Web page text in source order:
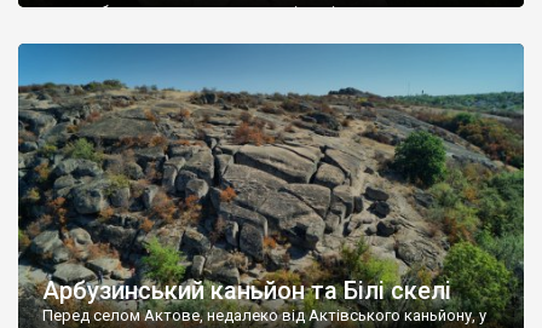
дуже небагато намогильних хрестів, які можуть належати до
центральному колі можна роздивитися дату “1838” (зазвичай
подібні хрести належать до […]
Арбузинський каньйон та Білі скелі
Перед селом Актове, недалеко від Актівського каньйону, у